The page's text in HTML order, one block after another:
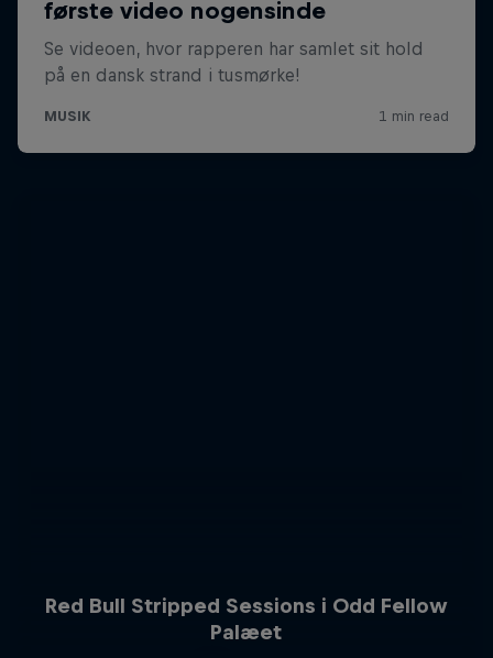
Red Bull Stripped Sessions i Odd Fellow
Palæet